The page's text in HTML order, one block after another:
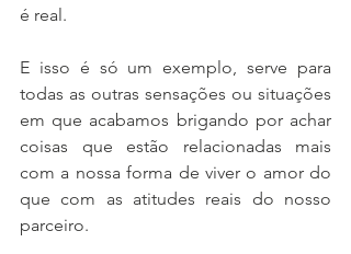
é real.
E isso é só um exemplo, serve para
todas as outras sensações ou situações
em que acabamos brigando por achar
coisas que estão relacionadas mais
com a nossa forma de viver o amor do
que com as atitudes reais do nosso
parceiro.